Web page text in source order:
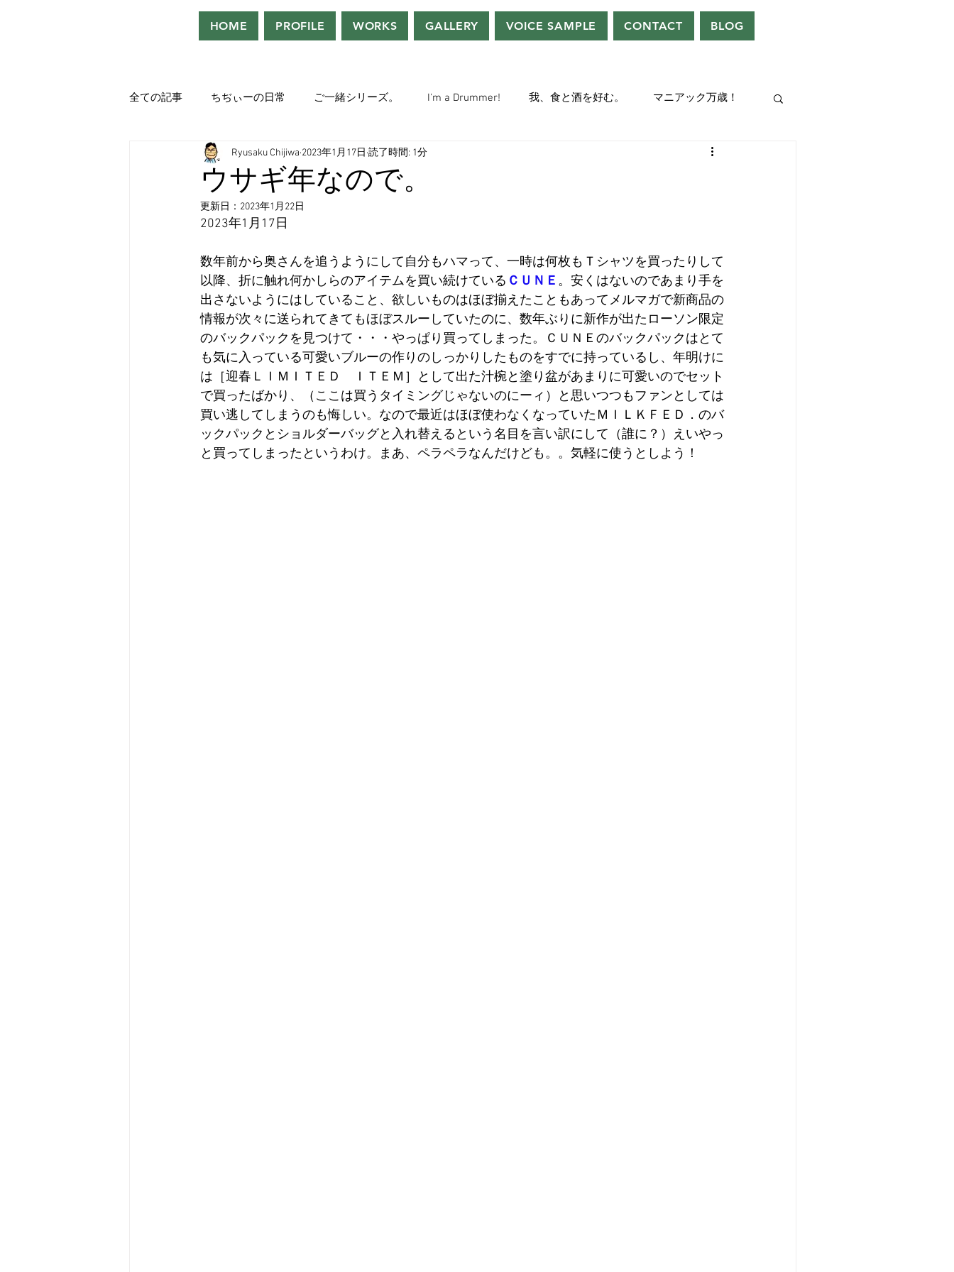
HOME PROFILE WORKS GALLERY VOICE SAMPLE CONTACT BLOG
全ての記事 ちぢぃーの日常 ご一緒シリーズ。 I'm a Drummer! 我、食と酒を好む。 マニアック万歳！
役者として、声優として。 ちぢぃー的VOWネタ。
吹き替えが好き！！ 「ウルトラ」の世界。
Saturdeay Scrapbook タツロー・マニア一年生。 ぬこ日記。 ＡＩ落書きシリーズ。
ウサギ年なので。
Ryusaku Chijiwa 2023年1月17日 読了時間: 1分
更新日： 2023年1月22日
2023年1月17日
数年前から奥さんを追うようにして自分もハマって、一時は何枚もＴシャツを買ったりして
以降、折に触れ何かしらのアイテムを買い続けている ＣＵＮＥ 。安くはないのであまり手を
出さないようにはしていること、欲しいものはほぼ揃えたこともあってメルマガで新商品の
情報が次々に送られてきてもほぼスルーしていたのに、数年ぶりに新作が出たローソン限定
のバックパックを見つけて・・・やっぱり買ってしまった。ＣＵＮＥのバックパックはとて
も気に入っている可愛いブルーの作りのしっかりしたものをすでに持っているし、年明けに
は［迎春ＬＩＭＩＴＥＤ　ＩＴＥＭ］として出た汁椀と塗り盆があまりに可愛いのでセット
で買ったばかり、（ここは買うタイミングじゃないのにーィ）と思いつつもファンとしては
買い逃してしまうのも悔しい。なので最近はほぼ使わなくなっていたＭＩＬＫＦＥＤ．のバ
ックパックとショルダーバッグと入れ替えるという名目を言い訳にして（誰に？）えいやっ
と買ってしまったというわけ。まあ、ペラペラなんだけども。。気軽に使うとしよう！